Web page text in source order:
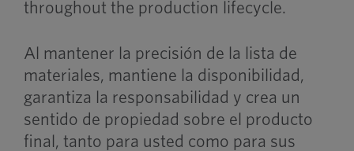
throughout the production lifecycle.
Al mantener la precisión de la lista de
materiales, mantiene la disponibilidad,
garantiza la responsabilidad y crea un
sentido de propiedad sobre el producto
final, tanto para usted como para sus